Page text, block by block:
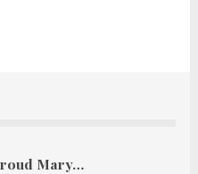
Mary…